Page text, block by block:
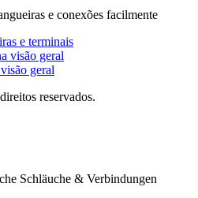
e conexões facilmente
e terminais
visão geral
geral
reservados.